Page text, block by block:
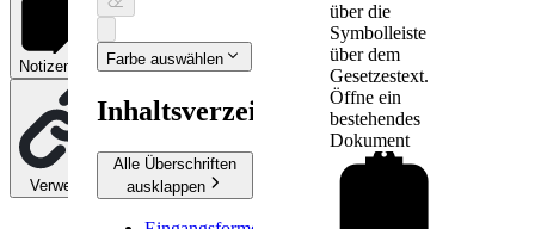
Notizen
Verweise
Farbe auswählen
Inhaltsverzeichnis
Alle Überschriften
ausklappen
über die
Symbolleiste
über dem
Gesetzestext.
Öffne ein
bestehendes
Dokument